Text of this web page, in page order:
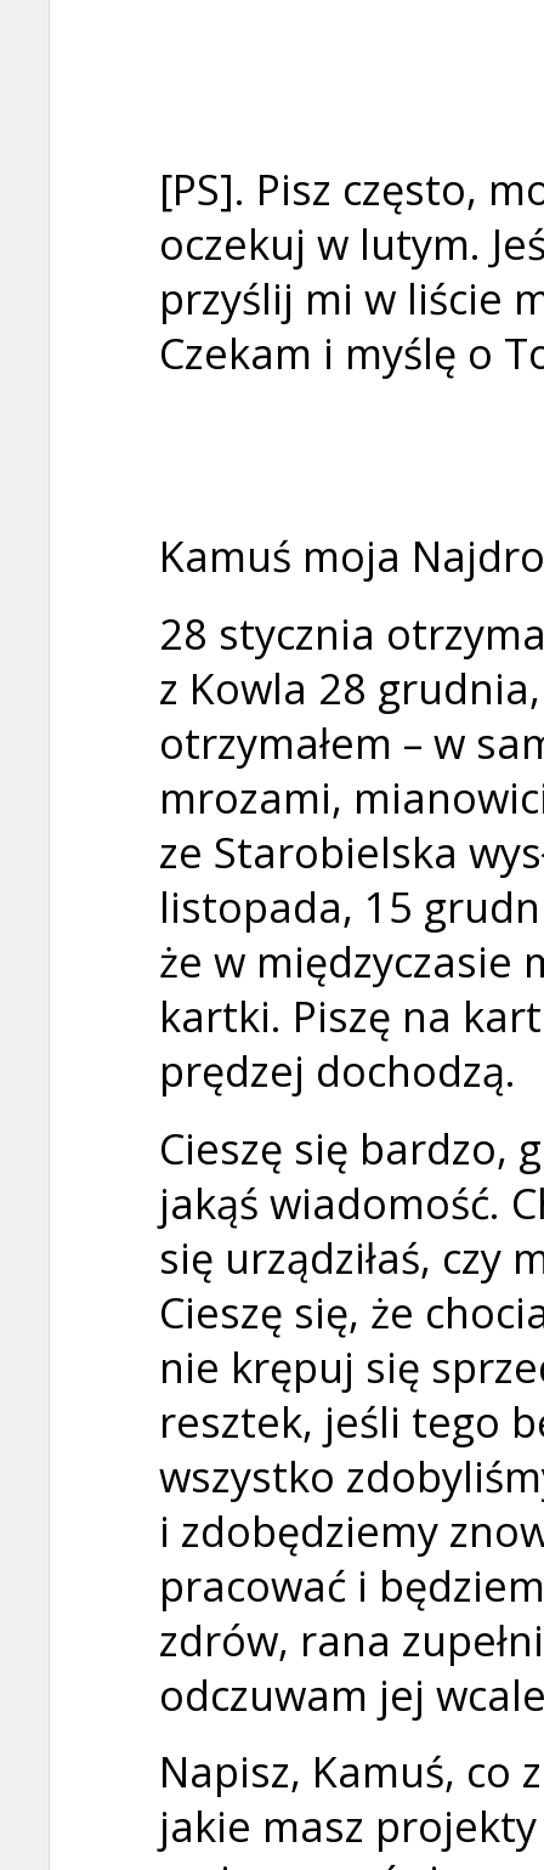
[PS]. Pisz często,
oczekuj w lutym.
przyślij mi w liście
Czekam i myślę o
Kamuś moja
28 stycznia
z Kowla 28
otrzymałem – w
mrozami,
ze Starobielska
listopada, 15
że w międzyczasie
kartki. Piszę na
prędzej dochodzą.
Cieszę się bardzo,
jakąś wiadomość.
się urządziłaś, czy
Cieszę się, że
nie krępuj się
resztek, jeśli tego
wszystko
i zdobędziemy
pracować i
zdrów, rana
odczuwam jej
Napisz, Kamuś, co
jakie masz projekty